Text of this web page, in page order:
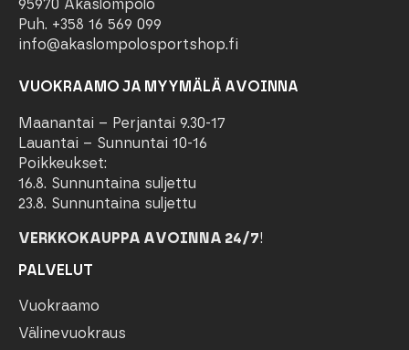
95970 Äkäslompolo
Puh. +358 16 569 099
info@akaslompolosportshop.fi
VUOKRAAMO JA MYYMÄLÄ AVOINNA
Maanantai – Perjantai 9.30-17
Lauantai – Sunnuntai 10-16
Poikkeukset:
16.8. Sunnuntaina suljettu
23.8. Sunnuntaina suljettu
VERKKOKAUPPA AVOINNA 24/7!
PALVELUT
Vuokraamo
Välinevuokraus